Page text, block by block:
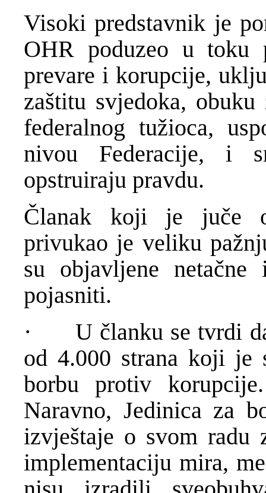
Visoki predstavnik je
OHR poduzeo u toku
prevare i korupcije,
zaštitu svjedoka,
federalnog tužioca,
nivou Federacije, i
opstruiraju pravdu.
Članak koji je juče
privukao je veliku
su objavljene
pojasniti.
· U članku se tvrdi da
od 4.000 strana koji je
borbu protiv
Naravno, Jedinica za
izvještaje o svom radu
implementaciju mira,